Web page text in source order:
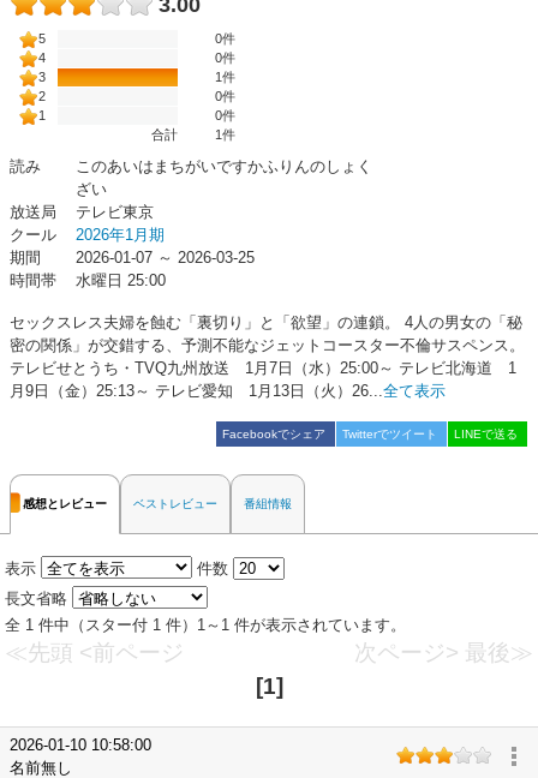
3.00
5
0件
4
0件
3
1件
2
0件
1
0件
合計
1件
読み
このあいはまちがいですかふりんのしょく
ざい
放送局
テレビ東京
クール
2026年1月期
期間
2026-01-07 ～ 2026-03-25
時間帯
水曜日 25:00
セックスレス夫婦を蝕む「裏切り」と「欲望」の連鎖。 4人の男女の「秘
密の関係」が交錯する、予測不能なジェットコースター不倫サスペンス。
テレビせとうち・TVQ九州放送 1月7日（水）25:00～ テレビ北海道 1
月9日（金）25:13～ テレビ愛知 1月13日（火）26...全て表示
Facebookでシェア Twitterでツイート LINEで送る
感想とレビュー ベストレビュー 番組情報
表示
件数
長文省略
全 1 件中（スター付 1 件）1～1 件が表示されています。
≪先頭 <前ページ 次ページ> 最後≫
[1]
2026-01-10 10:58:00
名前無し